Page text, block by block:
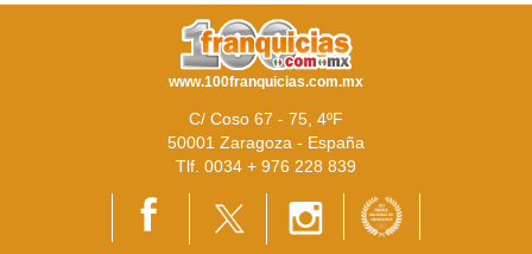
www.100franquicias.com.mx
C/ Coso 67 - 75, 4ºF
50001 Zaragoza - España
Tlf. 0034 + 976 228 839